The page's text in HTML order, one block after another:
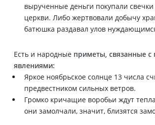
вырученные деньги покупали
церкви. Либо жертвовали добычу
батюшка раздавал улов
Есть и народные приметы, связанные
явлениями:
Яркое ноябрьское солнце 13 числа
предвестником сильных ветров.
Громко кричащие воробьи ждут
они замолчали, значит, близятся